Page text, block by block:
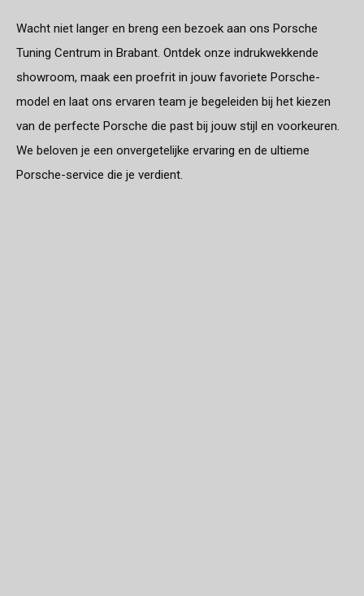
Wacht niet langer en breng een bezoek aan ons Porsche
Tuning Centrum in Brabant. Ontdek onze indrukwekkende
showroom, maak een proefrit in jouw favoriete Porsche-
model en laat ons ervaren team je begeleiden bij het kiezen
van de perfecte Porsche die past bij jouw stijl en voorkeuren.
We beloven je een onvergetelijke ervaring en de ultieme
Porsche-service die je verdient.